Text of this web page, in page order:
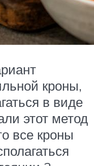
кроны,
в виде
этот метод
все кроны